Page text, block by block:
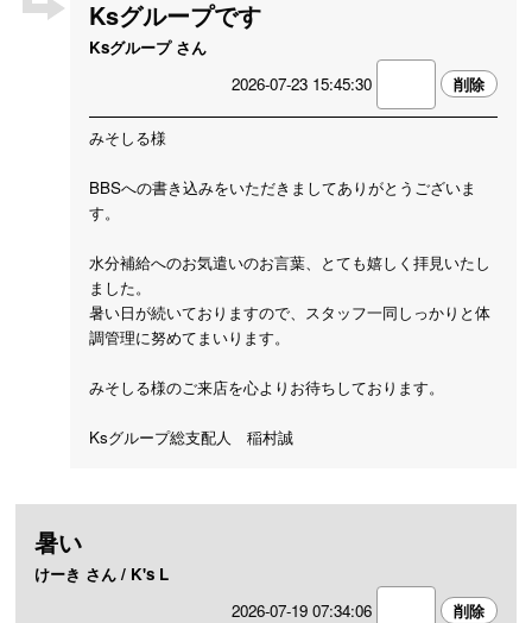
Ksグループです
Ksグループ さん
2026-07-23 15:45:30
みそしる様
BBSへの書き込みをいただきましてありがとうございま
す。
水分補給へのお気遣いのお言葉、とても嬉しく拝見いたし
ました。
暑い日が続いておりますので、スタッフ一同しっかりと体
調管理に努めてまいります。
みそしる様のご来店を心よりお待ちしております。
Ksグループ総支配人 稲村誠
暑い
けーき さん / K's L
2026-07-19 07:34:06